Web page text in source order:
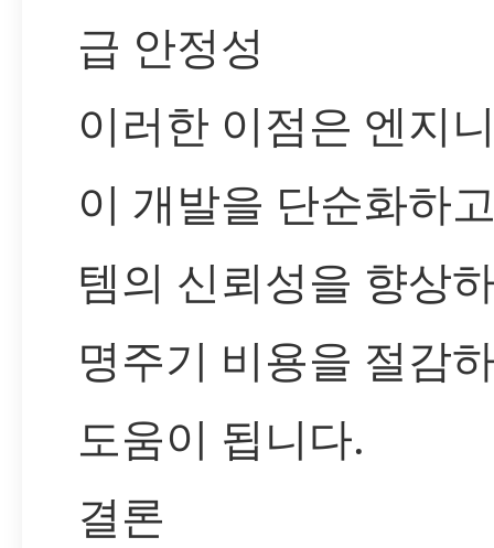
급 안정성
이러한 이점은 엔지
이 개발을 단순화하
템의 신뢰성을 향상
명주기 비용을 절감
도움이 됩니다.
결론